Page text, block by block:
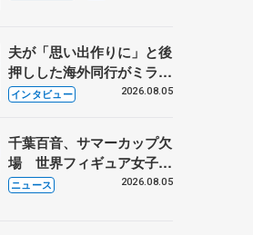
夫が「思い出作りに」と後
押しした海外同行がミラノ
まで… 繁華街のリンクで
に 小林芳子さんが振り返
るスケート人生
インタビュー 2026.08.05
千葉百音、サマーカップ欠
場 世界フィギュア女子2
位
ニュース 2026.08.05